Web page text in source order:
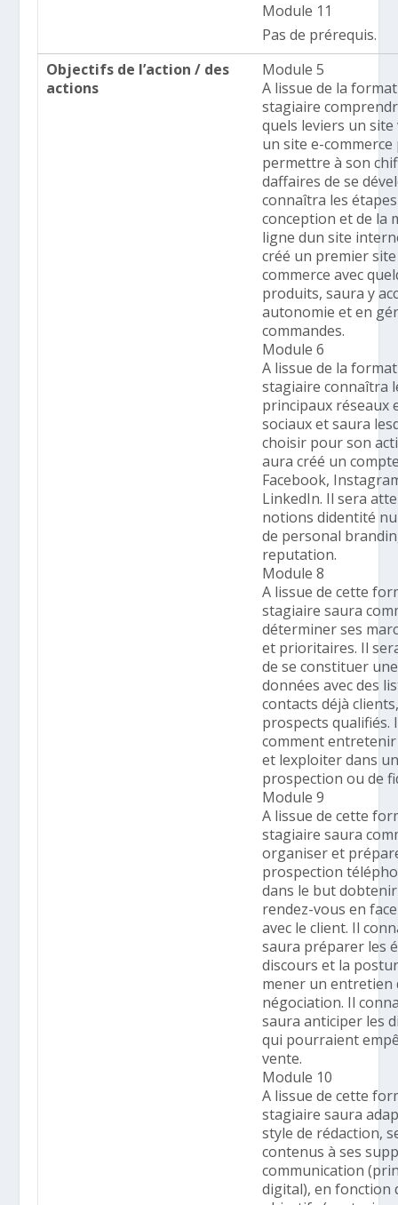
Module 11
Pas de prérequis.
Objectifs de l’action / des
actions
Module 5
A lissue de la
stagiaire
quels leviers un
un site e-
permettre à son
daffaires de se
connaîtra les
conception et de la
ligne dun site
créé un premier
commerce avec
produits, saura y
autonomie et en
commandes.
Module 6
A lissue de la
stagiaire connaîtra
principaux réseaux
sociaux et saura
choisir pour son
aura créé un
Facebook,
LinkedIn. Il sera
notions didentité
de personal
reputation.
Module 8
A lissue de cette
stagiaire saura
déterminer ses
et prioritaires. Il
de se constituer
données avec des
contacts déjà
prospects qualifiés.
comment entretenir
et lexploiter dans
prospection ou de
Module 9
A lissue de cette
stagiaire saura
organiser et
prospection
dans le but
rendez-vous en
avec le client. Il
saura préparer les
discours et la
mener un entretien
négociation. Il
saura anticiper les
qui pourraient
vente.
Module 10
A lissue de cette
stagiaire saura
style de rédaction,
contenus à ses
communication
digital), en fonction